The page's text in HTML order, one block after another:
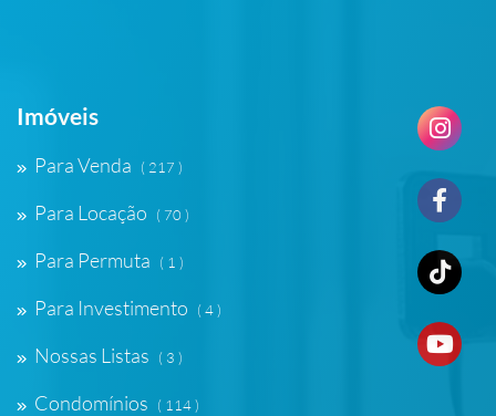
Imóveis
Para Venda ( 217 )
Para Locação ( 70 )
Para Permuta ( 1 )
Para Investimento ( 4 )
Nossas Listas ( 3 )
Condomínios ( 114 )